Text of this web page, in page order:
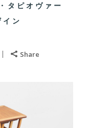
タピオヴァー
ン
Share